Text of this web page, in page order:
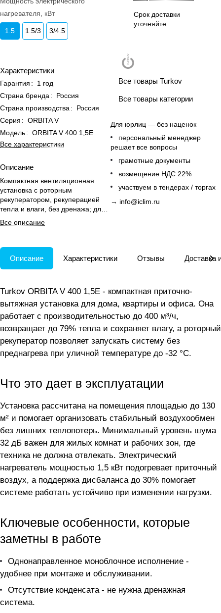
нагревателя, кВт
1.5 1.5/3 3/4.5
Характеристики
Гарантия :
1 год
Страна бренда :
Россия
Страна производства :
Россия
Серия : ORBITA V
Модель: ORBITA V 400 1,5E
Все характеристики
Описание
Компактная вентиляционная
установка с роторным
рекуператором, рекуперацией
тепла и влаги, без дренажа; для
дома, квартиры и офиса.
Все описание
Срок доставки
уточняйте
Все товары Turkov
Все товары категории
Для юрлиц — без наценок
персональный менеджер
решает все вопросы
грамотные документы
возмещение НДС 22%
участвуем в тендерах / торгах
→ info@iclim.ru
Описание Характеристики Отзывы Доставка
Turkov ORBITA V 400 1,5E - компактная приточно-
вытяжная установка для дома, квартиры и офиса. Она
работает с производительностью до 400 м³/ч,
возвращает до 79% тепла и сохраняет влагу, а роторный
рекуператор позволяет запускать систему без
преднагрева при уличной температуре до -32 °C.
Что это дает в эксплуатации
Установка рассчитана на помещения площадью до 130
м² и помогает организовать стабильный воздухообмен
без лишних теплопотерь. Минимальный уровень шума
32 дБ важен для жилых комнат и рабочих зон, где
техника не должна отвлекать. Электрический
нагреватель мощностью 1,5 кВт подогревает приточный
воздух, а поддержка дисбаланса до 30% помогает
системе работать устойчиво при изменении нагрузки.
Ключевые особенности, которые
заметны в работе
Однонаправленное моноблочное исполнение -
удобнее при монтаже и обслуживании.
Отсутствие конденсата - не нужна дренажная
система.